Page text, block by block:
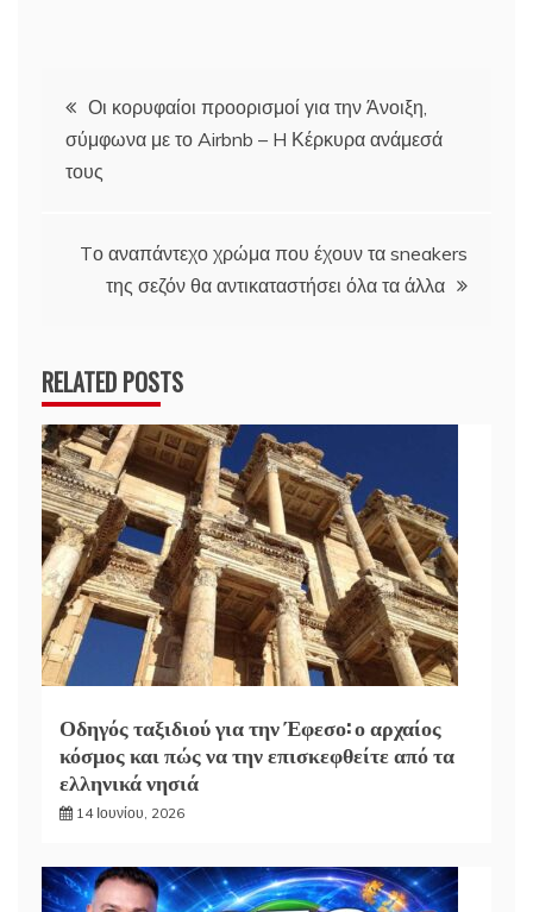
Πλοήγηση
άρθρων
Οι κορυφαίοι προορισμοί για την Άνοιξη,
σύμφωνα με το Airbnb – H Κέρκυρα ανάμεσά
τους
Tο αναπάντεχο χρώμα που έχουν τα sneakers
της σεζόν θα αντικαταστήσει όλα τα άλλα
RELATED POSTS
Οδηγός ταξιδιού για την Έφεσο: ο αρχαίος
κόσμος και πώς να την επισκεφθείτε από τα
ελληνικά νησιά
14 Ιουνίου, 2026